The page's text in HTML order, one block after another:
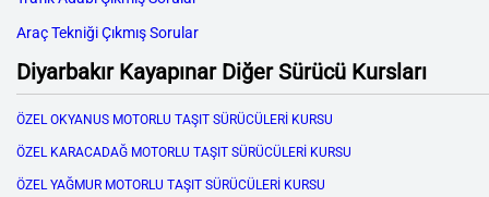
Araç Tekniği Çıkmış Sorular
Diyarbakır Kayapınar Diğer Sürücü Kursları
ÖZEL OKYANUS MOTORLU TAŞIT SÜRÜCÜLERİ KURSU
ÖZEL KARACADAĞ MOTORLU TAŞIT SÜRÜCÜLERİ KURSU
ÖZEL YAĞMUR MOTORLU TAŞIT SÜRÜCÜLERİ KURSU